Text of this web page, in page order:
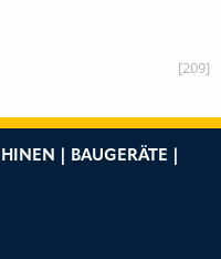
[209]
| BAUGERÄTE |